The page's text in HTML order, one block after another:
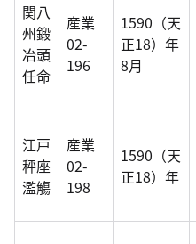
関八
州鍛
冶頭
任命
産業
02-
196
1590（天
正18）年
8月
江戸
秤座
濫觴
産業
02-
198
1590（天
正18）年